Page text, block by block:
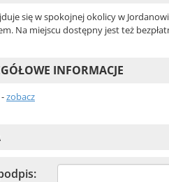
się w spokojnej okolicy w
Na miejscu dostępny jest też
INFORMACJE
zobacz